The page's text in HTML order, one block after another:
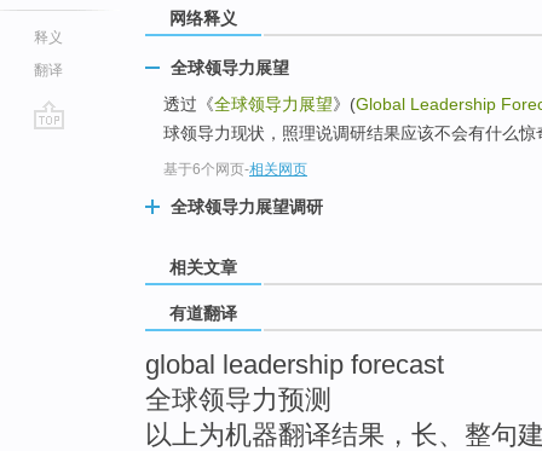
释义
翻译
网络释义
全球领导力展望
透过《全球领导力展望》(Global Leadership
球领导力现状，照理说调研结果应该不会有什么
基于6个网页-相关网页
全球领导力展望调研
相关文章
有道翻译
global leadership forecast
全球领导力预测
以上为机器翻译结果，长、整句